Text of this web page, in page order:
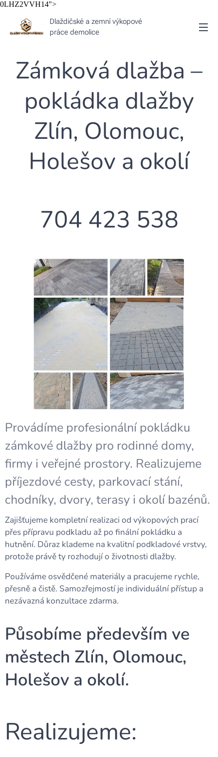
0LHZ2VVH14">
Dlaždičské a zemní výkopové
práce demolice
Zámková dlažba –
pokládka dlažby
Zlín, Olomouc,
Holešov a okolí
📞 704 423 538
Provádíme profesionální pokládku
zámkové dlažby pro rodinné domy,
firmy i veřejné prostory. Realizujeme
příjezdové cesty, parkovací stání,
chodníky, dvory, terasy i okolí bazénů.
Zajišťujeme kompletní realizaci od výkopových prací
přes přípravu podkladu až po finální pokládku a
hutnění. Důraz klademe na kvalitní podkladové vrstvy,
protože právě ty rozhodují o životnosti dlažby.
Používáme osvědčené materiály a pracujeme rychle,
přesně a čistě. Samozřejmostí je individuální přístup a
nezávazná konzultace zdarma.
Působíme především ve
městech Zlín, Olomouc,
Holešov a okolí.
Realizujeme: